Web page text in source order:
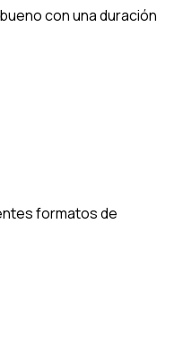
con una duración
formatos de